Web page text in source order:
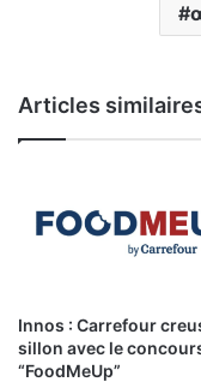
Articles
Innos : Carrefour
sillon avec le
“FoodMeUp”